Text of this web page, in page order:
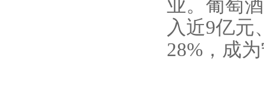
业。葡萄
入近9亿元
28%，成